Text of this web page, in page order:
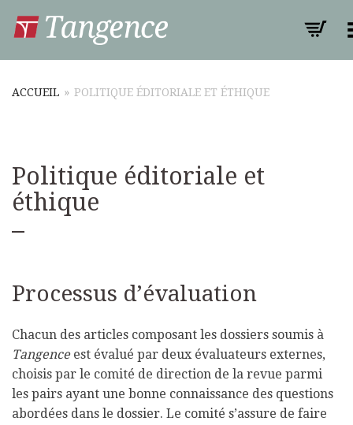
Toggle
ACCUEIL » POLITIQUE ÉDITORIALE ET ÉTHIQUE
Politique éditoriale et
éthique
Processus d’évaluation
Chacun des articles composant les dossiers soumis à
Tangenceest évalué par deux évaluateurs externes,
choisis par le comité de direction de la revue parmi
les pairs ayant une bonne connaissance des questions
abordées dans le dossier. Le comité s’assure de faire